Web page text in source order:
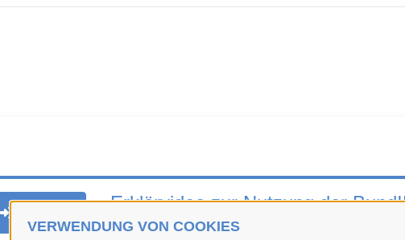
VERWENDUNG VON COOKIES
Erklärvideo zur Nutzung der